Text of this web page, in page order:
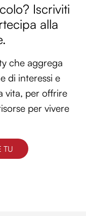
Iscriviti
alla
che aggrega
di interessi e
vita, per offrire
per vivere
TU